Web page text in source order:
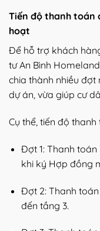
Tiến độ thanh toán
hoạt
Để hỗ trợ khách
tư An Bình
chia thành nhiều
dự án, vừa giúp cư
Cụ thể, tiến độ
Đợt 1: Thanh toán
khi ký Hợp đồng
Đợt 2: Thanh toán
đến tầng 3.